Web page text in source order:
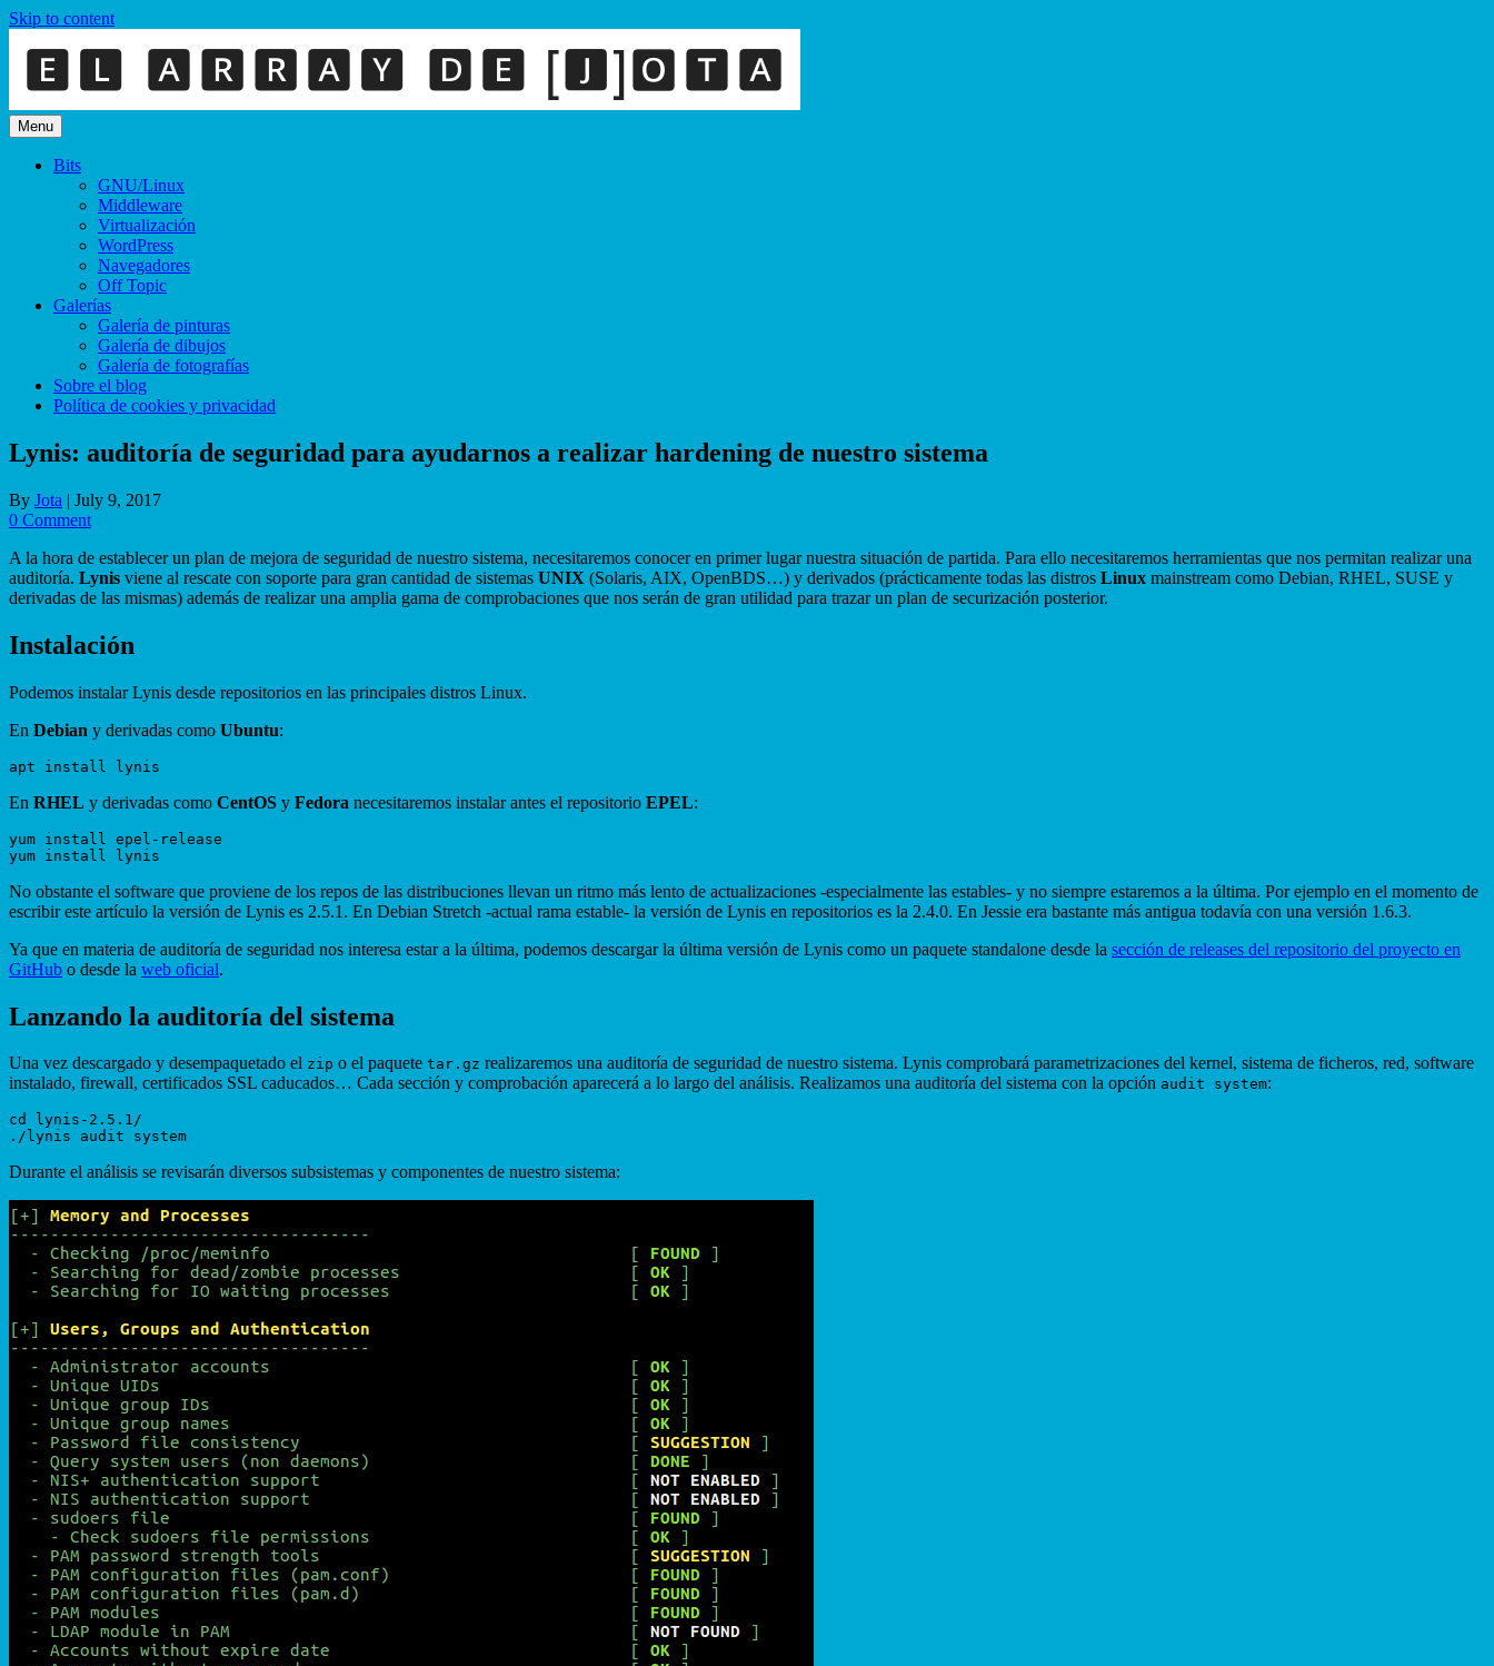
Skip to content
Menu
Bits
GNU/Linux
Middleware
Virtualización
WordPress
Navegadores
Off Topic
Galerías
Galería de pinturas
Galería de dibujos
Galería de fotografías
Sobre el blog
Política de cookies y privacidad
Lynis: auditoría de seguridad para ayudarnos a realizar hardening de nuestro sistema
By Jota | July 9, 2017
0 Comment
A la hora de establecer un plan de mejora de seguridad de nuestro sistema, necesitaremos conocer en primer lugar nuestra situación de partida. Para ello necesitaremos herramientas que nos permitan realizar una
auditoría. Lynis viene al rescate con soporte para gran cantidad de sistemas UNIX (Solaris, AIX, OpenBDS…) y derivados (prácticamente todas las distros Linux mainstream como Debian, RHEL, SUSE y
derivadas de las mismas) además de realizar una amplia gama de comprobaciones que nos serán de gran utilidad para trazar un plan de securización posterior.
Instalación
Podemos instalar Lynis desde repositorios en las principales distros Linux.
En Debian y derivadas como Ubuntu:
En RHEL y derivadas como CentOS y Fedora necesitaremos instalar antes el repositorio EPEL:
yum install epel-release
No obstante el software que proviene de los repos de las distribuciones llevan un ritmo más lento de actualizaciones -especialmente las estables- y no siempre estaremos a la última. Por ejemplo en el momento de
escribir este artículo la versión de Lynis es 2.5.1. En Debian Stretch -actual rama estable- la versión de Lynis en repositorios es la 2.4.0. En Jessie era bastante más antigua todavía con una versión 1.6.3.
Ya que en materia de auditoría de seguridad nos interesa estar a la última, podemos descargar la última versión de Lynis como un paquete standalone desde la sección de releases del repositorio del proyecto en
GitHub o desde la web oficial.
Lanzando la auditoría del sistema
Una vez descargado y desempaquetado el zip o el paquete tar.gz realizaremos una auditoría de seguridad de nuestro sistema. Lynis comprobará parametrizaciones del kernel, sistema de ficheros, red, software
instalado, firewall, certificados SSL caducados… Cada sección y comprobación aparecerá a lo largo del análisis. Realizamos una auditoría del sistema con la opción audit system:
cd lynis-2.5.1/
Durante el análisis se revisarán diversos subsistemas y componentes de nuestro sistema: